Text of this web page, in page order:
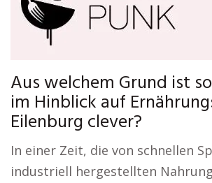
Aus welchem Grund ist
im Hinblick auf
Eilenburg clever?
In einer Zeit, die von schnellen
industriell hergestellten